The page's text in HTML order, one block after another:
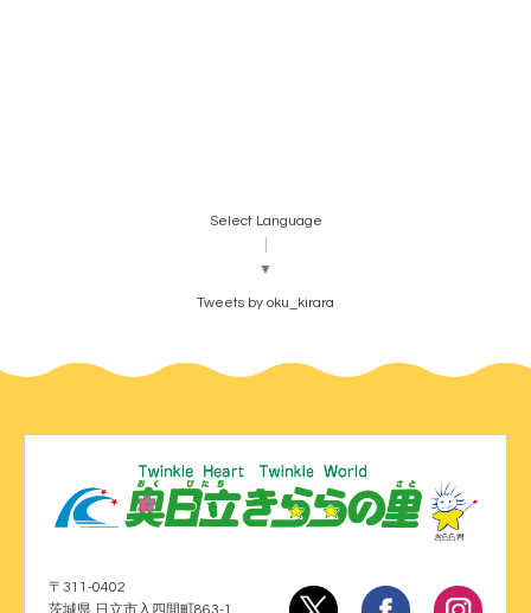
Select Language
▼
Tweets by oku_kirara
〒311-0402